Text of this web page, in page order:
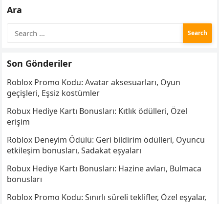
Ara
for:
Son Gönderiler
Roblox Promo Kodu: Avatar aksesuarları, Oyun
geçişleri, Eşsiz kostümler
Robux Hediye Kartı Bonusları: Kıtlık ödülleri, Özel
erişim
Roblox Deneyim Ödülü: Geri bildirim ödülleri, Oyuncu
etkileşim bonusları, Sadakat eşyaları
Robux Hediye Kartı Bonusları: Hazine avları, Bulmaca
bonusları
Roblox Promo Kodu: Sınırlı süreli teklifler, Özel eşyalar,